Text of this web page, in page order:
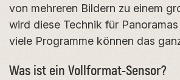
von mehreren Bildern zu einem
wird diese Technik für
viele Programme können das
Was ist ein Vollformat-Sensor?